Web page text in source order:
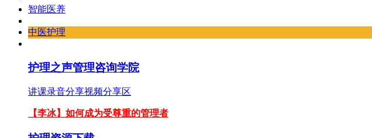
智能医养
中医护理
护理之声管理咨询学院
讲课录音分享视频分享区
【李冰】如何成为受尊重的管理者